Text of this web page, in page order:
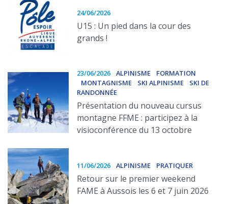
24/06/2026
U15 : Un pied dans la cour des
grands !
23/06/2026 ALPINISME
FORMATION
MONTAGNISME
SKI ALPINISME
SKI DE
RANDONNÉE
Présentation du nouveau cursus
montagne FFME : participez à la
visioconférence du 13 octobre
11/06/2026 ALPINISME PRATIQUER
Retour sur le premier weekend
FAME à Aussois les 6 et 7 juin 2026